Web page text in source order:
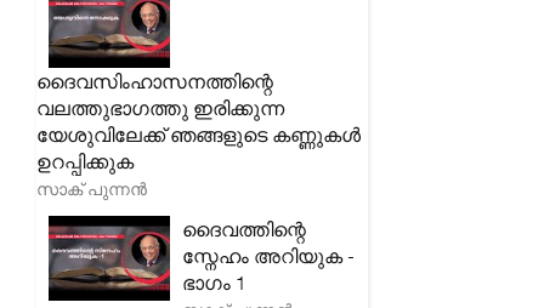
ദൈവസിംഹാസനത്തിന്റെ
വലത്തുഭാഗത്തു ഇരിക്കുന്ന
യേശുവിലേക്ക് ഞങ്ങളുടെ കണ്ണുകൾ
ഉറപ്പിക്കുക
സാക് പുന്നൻ
ദൈവത്തിന്റെ
സ്നേഹം അറിയുക -
ഭാഗം 1